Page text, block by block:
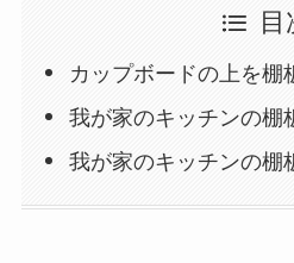
目
カップボードの上を棚
我が家のキッチンの棚
我が家のキッチンの棚